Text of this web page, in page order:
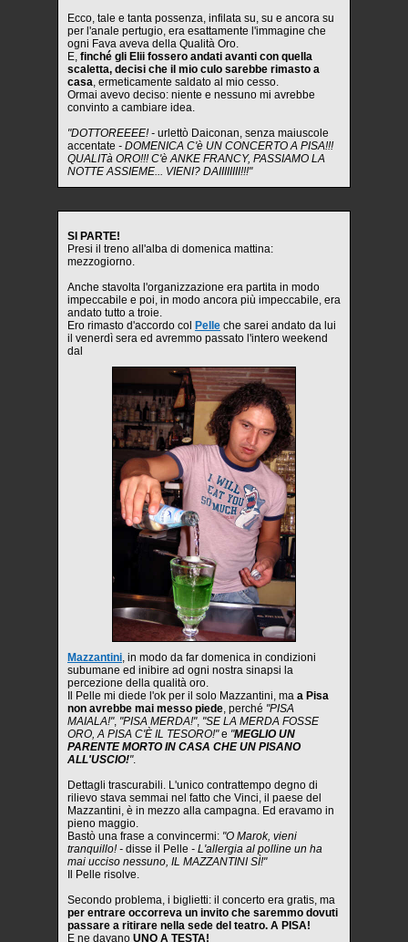
Ecco, tale e tanta possenza, infilata su, su e ancora su
per l'anale pertugio, era esattamente l'immagine che
ogni Fava aveva della Qualità Oro.
E, finché gli Elii fossero andati avanti con quella
scaletta, decisi che il mio culo sarebbe rimasto a
casa , ermeticamente saldato al mio cesso.
Ormai avevo deciso: niente e nessuno mi avrebbe
convinto a cambiare idea.
"DOTTOREEEE! - urlettò Daiconan, senza maiuscole
accentate - DOMENICA C'è UN CONCERTO A PISA!!!
QUALITà ORO!!! C'è ANKE FRANCY, PASSIAMO LA
NOTTE ASSIEME... VIENI? DAIIIIIIII!!!"
SI PARTE!
Presi il treno all'alba di domenica mattina:
mezzogiorno.
Anche stavolta l'organizzazione era partita in modo
impeccabile e poi, in modo ancora più impeccabile, era
andato tutto a troie.
Ero rimasto d'accordo col Pelle che sarei andato da lui
il venerdì sera ed avremmo passato l'intero weekend
dal
Mazzantini , in modo da far domenica in condizioni
subumane ed inibire ad ogni nostra sinapsi la
percezione della qualità oro.
Il Pelle mi diede l'ok per il solo Mazzantini, ma a Pisa
non avrebbe mai messo piede , perché "PISA
MAIALA!", "PISA MERDA!", "SE LA MERDA FOSSE
ORO, A PISA C'È IL TESORO!"e "MEGLIO UN
PARENTE MORTO IN CASA CHE UN PISANO
ALL'USCIO!".
Dettagli trascurabili. L'unico contrattempo degno di
rilievo stava semmai nel fatto che Vinci, il paese del
Mazzantini, è in mezzo alla campagna. Ed eravamo in
pieno maggio.
Bastò una frase a convincermi: "O Marok, vieni
tranquillo! - disse il Pelle - L'allergia al polline un ha
mai ucciso nessuno, IL MAZZANTINI SÌ!"
Il Pelle risolve.
Secondo problema, i biglietti: il concerto era gratis, ma
per entrare occorreva un invito che saremmo dovuti
passare a ritirare nella sede del teatro. A PISA!
E ne davano UNO A TESTA!